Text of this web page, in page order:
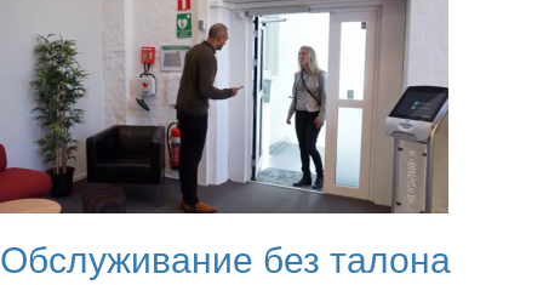
Об­слу­жи­ва­ние без та­ло­на